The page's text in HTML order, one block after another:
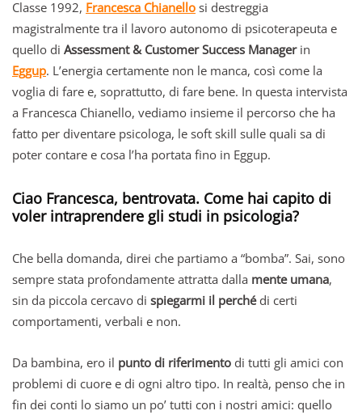
Classe 1992, Francesca Chianello si destreggia
magistralmente tra il lavoro autonomo di psicoterapeuta e
quello di Assessment & Customer Success Managerin
Eggup. L’energia certamente non le manca, così come la
voglia di fare e, soprattutto, di fare bene. In questa intervista
a Francesca Chianello, vediamo insieme il percorso che ha
fatto per diventare psicologa, le soft skill sulle quali sa di
poter contare e cosa l’ha portata fino in Eggup.
Ciao Francesca, bentrovata. Come hai capito di
voler intraprendere gli studi in psicologia?
Che bella domanda, direi che partiamo a “bomba”. Sai, sono
sempre stata profondamente attratta dalla mente umana,
sin da piccola cercavo di spiegarmi il perchédi certi
comportamenti, verbali e non.
Da bambina, ero il punto di riferimento di tutti gli amici con
problemi di cuore e di ogni altro tipo. In realtà, penso che in
fin dei conti lo siamo un po’ tutti con i nostri amici: quello